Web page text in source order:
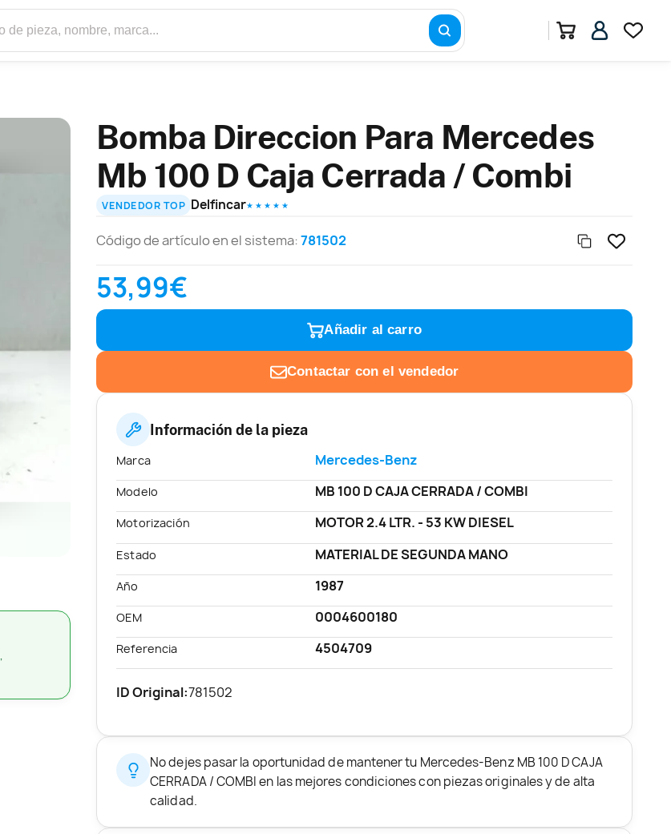
Bomba Direccion Para Mercedes
Mb 100 D Caja Cerrada / Combi
VENDEDOR TOP Delfincar★ ★ ★ ★ ★
Código de artículo en el sistema:781502
53,99€
Añadir al carro
Contactar con el vendedor
Información de la pieza
Marca Mercedes-Benz
Modelo MB 100 D CAJA CERRADA / COMBI
Motorización MOTOR 2.4 LTR. - 53 KW DIESEL
Estado MATERIAL DE SEGUNDA MANO
Año 1987
OEM 0004600180
Referencia 4504709
ID Original:781502
No dejes pasar la oportunidad de mantener tu Mercedes-Benz MB 100 D CAJA
CERRADA / COMBI en las mejores condiciones con piezas originales y de alta
calidad.